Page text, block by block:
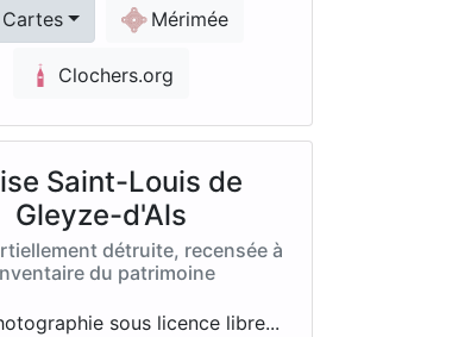
Cartes Mérimée
Clochers.org
Saint-Louis de
Gleyze-d'Als
détruite, recensée à
du patrimoine
sous licence libre...